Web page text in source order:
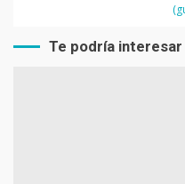
Te podría interesar